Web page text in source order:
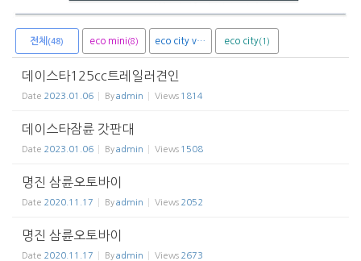
전체 (48) eco mini (8) eco city van eco city(1)
데이스타125cc트레일러견인
Date 2023.01.06 Byadmin Views 1814
데이스타잠륜 갓판대
Date 2023.01.06 Byadmin Views 1508
명진 삼륜오토바이
Date 2020.11.17 Byadmin Views 2052
명진 삼륜오토바이
Date 2020.11.17 Byadmin Views 2673